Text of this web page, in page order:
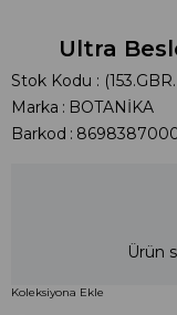
Ultra
Stok Kodu
Marka : BOTANİKA
Barkod :
Ürün
Koleksiyona Ekle